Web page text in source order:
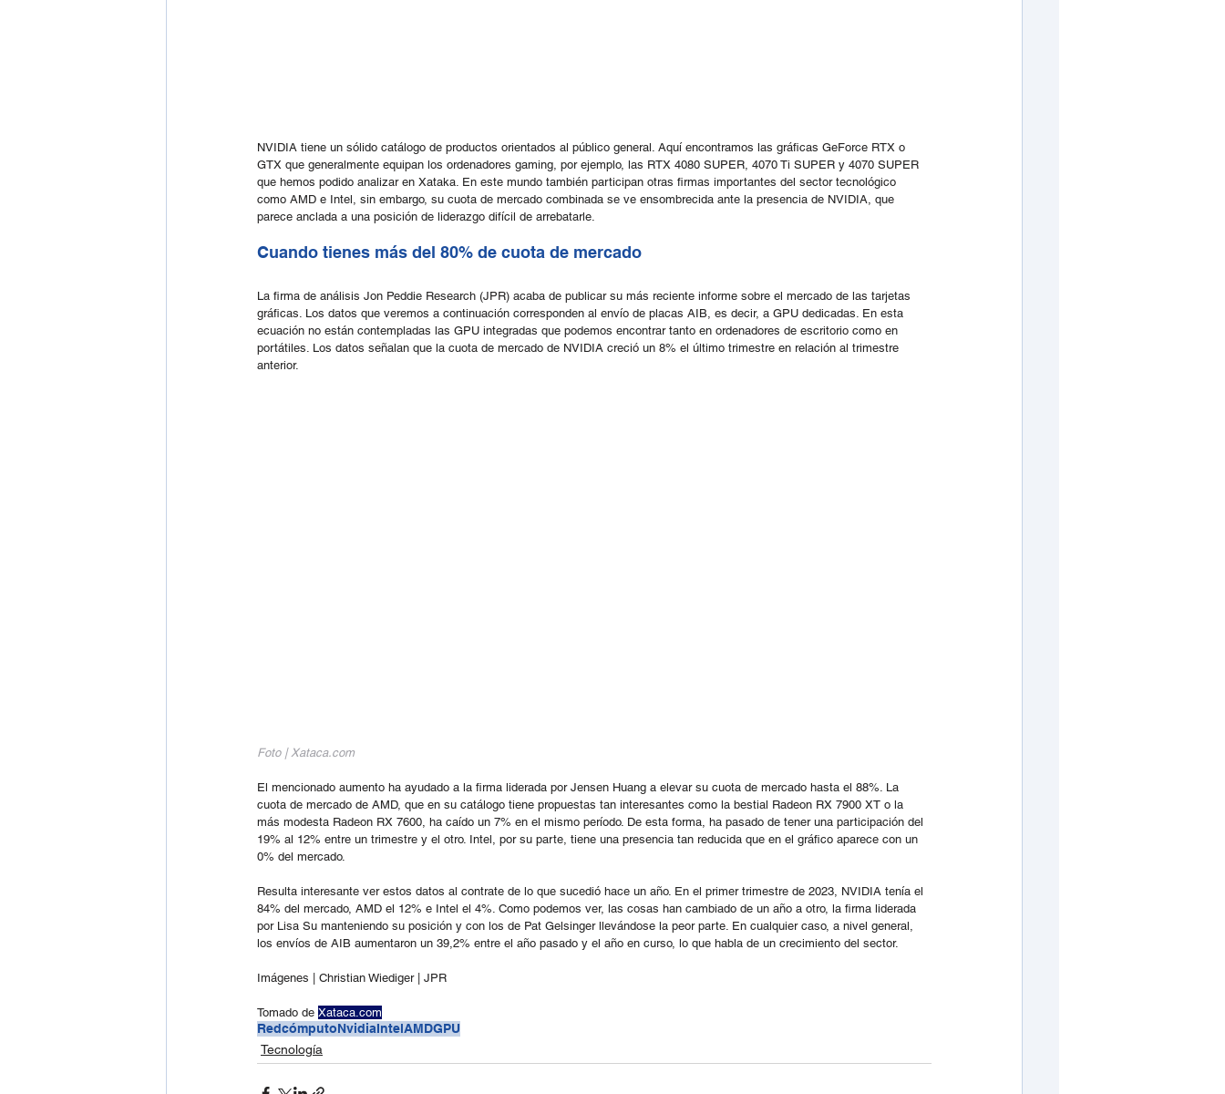
NVIDIA tiene un sólido catálogo de productos orientados al público general. Aquí encontramos las gráficas GeForce RTX o
GTX que generalmente equipan los ordenadores gaming, por ejemplo, las RTX 4080 SUPER, 4070 Ti SUPER y 4070 SUPER
que hemos podido analizar en Xataka. En este mundo también participan otras firmas importantes del sector tecnológico
como AMD e Intel, sin embargo, su cuota de mercado combinada se ve ensombrecida ante la presencia de NVIDIA, que
parece anclada a una posición de liderazgo difícil de arrebatarle.
Cuando tienes más del 80% de cuota de mercado
La firma de análisis Jon Peddie Research (JPR) acaba de publicar su más reciente informe sobre el mercado de las tarjetas
gráficas. Los datos que veremos a continuación corresponden al envío de placas AIB, es decir, a GPU dedicadas. En esta
ecuación no están contempladas las GPU integradas que podemos encontrar tanto en ordenadores de escritorio como en
portátiles. Los datos señalan que la cuota de mercado de NVIDIA creció un 8% el último trimestre en relación al trimestre
anterior.
Foto | Xataca.com
El mencionado aumento ha ayudado a la firma liderada por Jensen Huang a elevar su cuota de mercado hasta el 88%. La
cuota de mercado de AMD, que en su catálogo tiene propuestas tan interesantes como la bestial Radeon RX 7900 XT o la
más modesta Radeon RX 7600, ha caído un 7% en el mismo período. De esta forma, ha pasado de tener una participación del
19% al 12% entre un trimestre y el otro. Intel, por su parte, tiene una presencia tan reducida que en el gráfico aparece con un
0% del mercado.
Resulta interesante ver estos datos al contrate de lo que sucedió hace un año. En el primer trimestre de 2023, NVIDIA tenía el
84% del mercado, AMD el 12% e Intel el 4%. Como podemos ver, las cosas han cambiado de un año a otro, la firma liderada
por Lisa Su manteniendo su posición y con los de Pat Gelsinger llevándose la peor parte. En cualquier caso, a nivel general,
los envíos de AIB aumentaron un 39,2% entre el año pasado y el año en curso, lo que habla de un crecimiento del sector.
Imágenes | Christian Wiediger | JPR
Tomado de Xataca.com
RedcómputoNvidiaIntelAMDGPU
Tecnología